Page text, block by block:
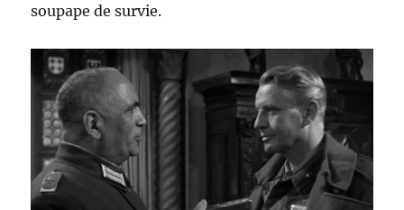
soupape de survie.